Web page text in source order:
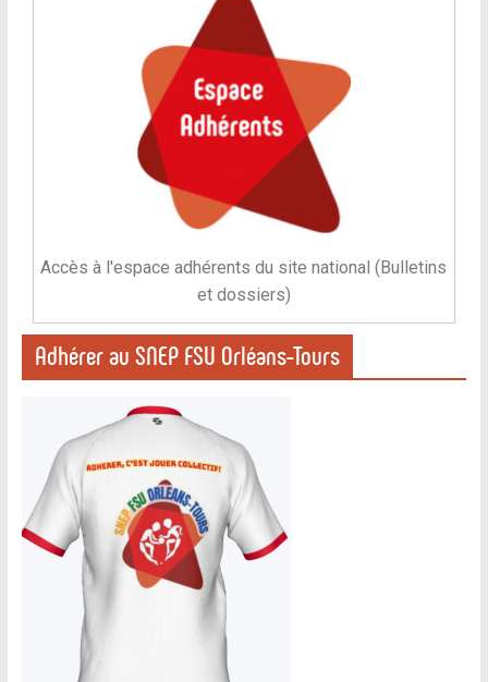
Accès à l'espace adhérents du site national (Bulletins
et dossiers)
Adhérer au SNEP FSU Orléans-Tours